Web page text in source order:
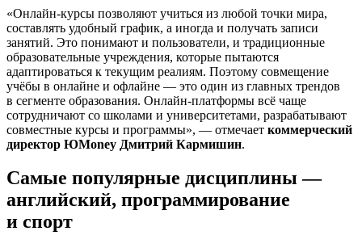
«Онлайн-курсы позволяют учиться из любой точки мира,
составлять удобный график, а иногда и получать записи
занятий. Это понимают и пользователи, и традиционные
образовательные учреждения, которые пытаются
адаптироваться к текущим реалиям. Поэтому совмещение
учёбы в онлайне и офлайне — это один из главных трендов
в сегменте образования. Онлайн-платформы всё чаще
сотрудничают со школами и университетами, разрабатывают
совместные курсы и программы», — отмечает коммерческий
директор ЮMoney Дмитрий Кармишин.
Самые популярные дисциплины —
английский, программирование
и спорт